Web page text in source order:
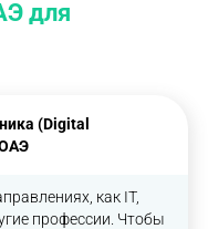
для
(Digital
как IT,
профессии. Чтобы